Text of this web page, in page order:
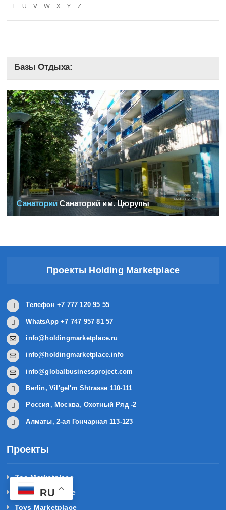
RU
T
U V W X Y Z
Базы Отдыха:
Санатории Санаторий им. Цюрупы
Проекты Holding Marketplace
Телефон +7 777 120 95 55
WhatsApp +7 747 957 81 57
info@holdingmarketplace.ru
info@holdingmarketplace.info
info@globalbusinessproject.com
Berlin, Vil'gel'm Shtrasse 110-111
Россия, Москва, Охотный Ряд -2
Алматы, 2-ая Гончарная 113-123
Проекты
Zoo Marketplace
Kids Marketplace
Toys Marketplace